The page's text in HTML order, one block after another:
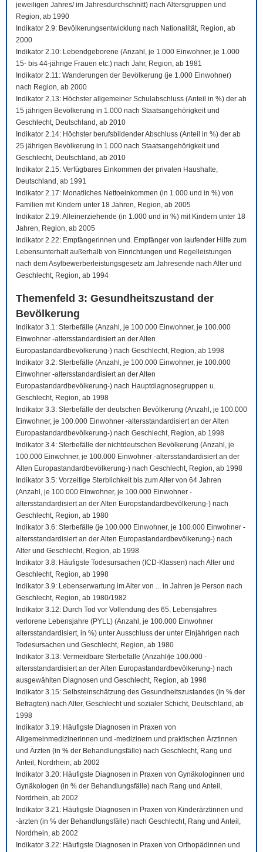
jeweiligen Jahres/ im Jahresdurchschnitt) nach Altersgruppen und
Region, ab 1990
Indikator 2.9: Bevölkerungsentwicklung nach Nationalität, Region, ab
2000
Indikator 2.10: Lebendgeborene (Anzahl, je 1.000 Einwohner, je 1.000
15- bis 44-jährige Frauen etc.) nach Jahr, Region, ab 1981
Indikator 2.11: Wanderungen der Bevölkerung (je 1.000 Einwohner)
nach Region, ab 2000
Indikator 2.13: Höchster allgemeiner Schulabschluss (Anteil in %) der ab
15 jährigen Bevölkerung in 1.000 nach Staatsangehörigkeit und
Geschlecht, Deutschland, ab 2010
Indikator 2.14: Höchster berufsbildender Abschluss (Anteil in %) der ab
25 jährigen Bevölkerung in 1.000 nach Staatsangehörigkeit und
Geschlecht, Deutschland, ab 2010
Indikator 2.15: Verfügbares Einkommen der privaten Haushalte,
Deutschland, ab 1991
Indikator 2.17: Monatliches Nettoeinkommen (in 1.000 und in %) von
Familien mit Kindern unter 18 Jahren, Region, ab 2005
Indikator 2.19: Alleinerziehende (in 1.000 und in %) mit Kindern unter 18
Jahren, Region, ab 2005
Indikator 2.22: Empfängerinnen und. Empfänger von laufender Hilfe zum
Lebensunterhalt außerhalb von Einrichtungen und Regelleistungen
nach dem Asylbewerberleistungsgesetz am Jahresende nach Alter und
Geschlecht, Region, ab 1994
Themenfeld 3: Gesundheitszustand der
Bevölkerung
Indikator 3.1: Sterbefälle (Anzahl, je 100.000 Einwohner, je 100.000
Einwohner -altersstandardisiert an der Alten
Europastandardbevölkerung-) nach Geschlecht, Region, ab 1998
Indikator 3.2: Sterbefälle (Anzahl, je 100.000 Einwohner, je 100.000
Einwohner -altersstandardisiert an der Alten
Europastandardbevölkerung-) nach Hauptdiagnosegruppen u.
Geschlecht, Region, ab 1998
Indikator 3.3: Sterbefälle der deutschen Bevölkerung (Anzahl, je 100.000
Einwohner, je 100.000 Einwohner -altersstandardisiert an der Alten
Europastandardbevölkerung-) nach Geschlecht, Region, ab 1998
Indikator 3.4: Sterbefälle der nichtdeutschen Bevölkerung (Anzahl, je
100.000 Einwohner, je 100.000 Einwohner -altersstandardisiert an der
Alten Europastandardbevölkerung-) nach Geschlecht, Region, ab 1998
Indikator 3.5: Vorzeitige Sterblichkeit bis zum Alter von 64 Jahren
(Anzahl, je 100.000 Einwohner, je 100.000 Einwohner -
altersstandardisiert an der Alten Europstandardbevölkerung-) nach
Geschlecht, Region, ab 1980
Indikator 3.6: Sterbefälle (je 100.000 Einwohner, je 100.000 Einwohner -
altersstandardisiert an der Alten Europastandardbevölkerung-) nach
Alter und Geschlecht, Region, ab 1998
Indikator 3.8: Häufigste Todesursachen (ICD-Klassen) nach Alter und
Geschlecht, Region, ab 1998
Indikator 3.9: Lebenserwartung im Alter von ... in Jahren je Person nach
Geschlecht, Region, ab 1980/1982
Indikator 3.12: Durch Tod vor Vollendung des 65. Lebensjahres
verlorene Lebensjahre (PYLL) (Anzahl, je 100.000 Einwohner
altersstandardisiert, in %) unter Ausschluss der unter Einjährigen nach
Todesursachen und Geschlecht, Region, ab 1980
Indikator 3.13: Vermeidbare Sterbefälle (Anzahl/je 100.000 -
altersstandardisiert an der Alten Europastandardbevölkerung-) nach
ausgewählten Diagnosen und Geschlecht, Region, ab 1998
Indikator 3.15: Selbsteinschätzung des Gesundheitszustandes (in % der
Befragten) nach Alter, Geschlecht und sozialer Schicht, Deutschland, ab
1998
Indikator 3.19: Häufigste Diagnosen in Praxen von
Allgemeinmedizinerinnen und -medizinern und praktischen Ärztinnen
und Ärzten (in % der Behandlungsfälle) nach Geschlecht, Rang und
Anteil, Nordrhein, ab 2002
Indikator 3.20: Häufigste Diagnosen in Praxen von Gynäkologinnen und
Gynäkologen (in % der Behandlungsfälle) nach Rang und Anteil,
Nordrhein, ab 2002
Indikator 3.21: Häufigste Diagnosen in Praxen von Kinderärztinnen und
-ärzten (in % der Behandlungsfälle) nach Geschlecht, Rang und Anteil,
Nordrhein, ab 2002
Indikator 3.22: Häufigste Diagnosen in Praxen von Orthopädinnen und